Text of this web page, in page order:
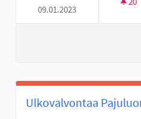
09.01.2023
Ulkovalvontaa